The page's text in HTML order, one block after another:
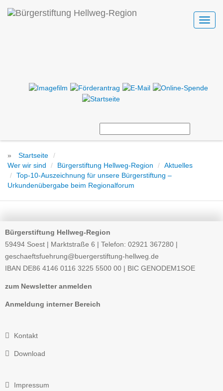
»
Startseite
Wer wir sind
Bürgerstiftung Hellweg-Region
Aktuelles
Top-10-Auszeichnung für unsere Bürgerstiftung –
Urkundenübergabe beim Regionalforum
Bürgerstiftung Hellweg-Region
59494 Soest | Marktstraße 6 | Telefon: 02921 367280 |
geschaeftsfuehrung@buergerstiftung-hellweg.de
IBAN DE86 4146 0116 3225 5500 00 | BIC GENODEM1SOE
zum Newsletter anmelden
Anmeldung interner Bereich
Kontakt
Download
Impressum